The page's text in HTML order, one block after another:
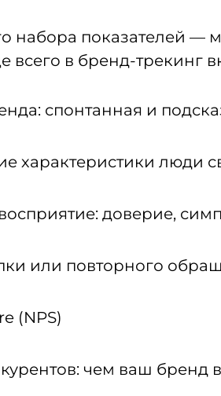
набора показателей —
всего в бренд-трекинг
спонтанная и
характеристики люди
доверие,
или повторного
(NPS)
чем ваш бренд